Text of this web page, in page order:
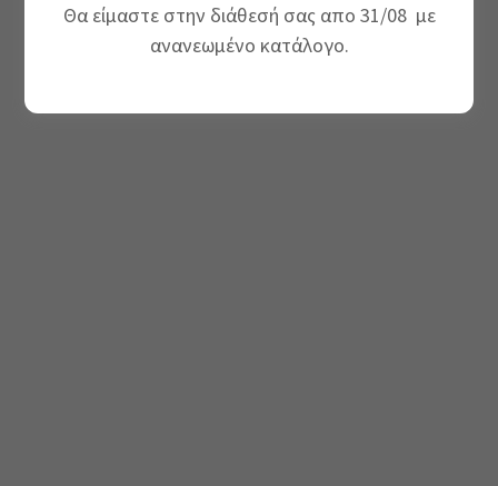
Θα είμαστε στην διάθεσή σας απο 31/08 με
ανανεωμένο κατάλογο.